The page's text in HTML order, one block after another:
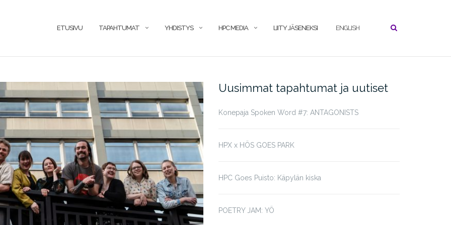
ETUSIVU TAPAHTUMAT YHDISTYS HPC MEDIA LIITY JÄSENEKSI ENGLISH
Uusimmat tapahtumat ja uutiset
Konepaja Spoken Word #7: ANTAGONISTS
HPX x HÖS GOES PARK
HPC Goes Puisto: Käpylän kiska
POETRY JAM: YÖ